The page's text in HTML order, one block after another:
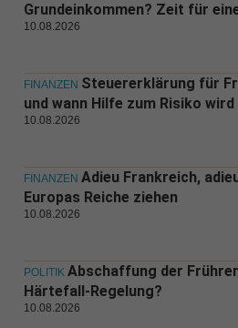
Grundeinkommen? Zeit für
10.08.2026
FINANZEN Steuererklärung für
und wann Hilfe zum Risiko wird
10.08.2026
FINANZEN Adieu Frankreich,
Europas Reiche ziehen
10.08.2026
POLITIK Abschaffung der
Härtefall-Regelung?
10.08.2026